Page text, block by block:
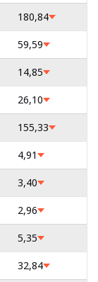
180,84
59,59
14,85
26,10
155,33
4,91
3,40
2,96
5,35
32,84